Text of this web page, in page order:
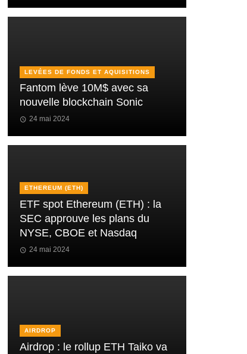
LEVÉES DE FONDS ET AQUISITIONS
Fantom lève 10M$ avec sa
nouvelle blockchain Sonic
24 mai 2024
ETHEREUM (ETH)
ETF spot Ethereum (ETH) : la
SEC approuve les plans du
NYSE, CBOE et Nasdaq
24 mai 2024
AIRDROP
Airdrop : le rollup ETH Taiko va